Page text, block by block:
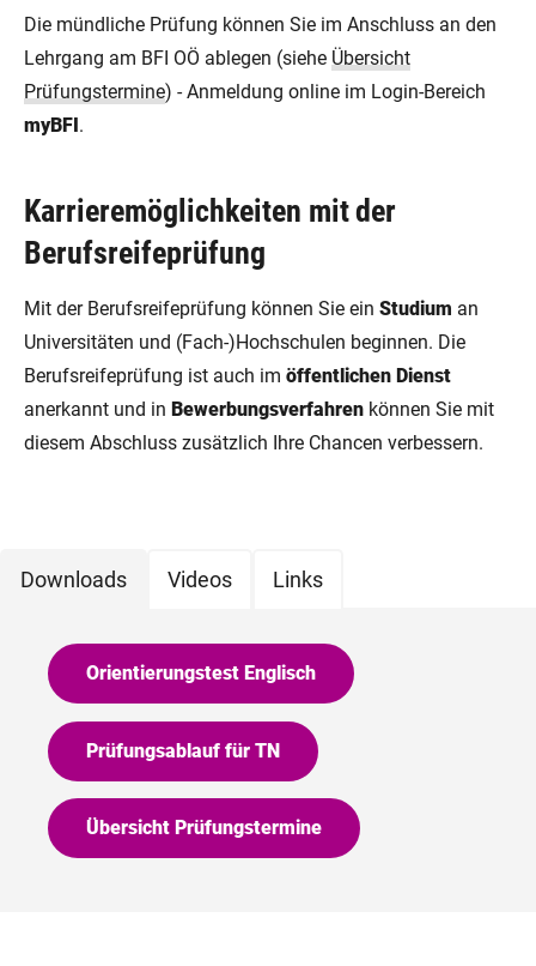
Die mündliche Prüfung können Sie im Anschluss an den
Lehrgang am BFI OÖ ablegen (siehe Übersicht
Prüfungstermine) - Anmeldung online im Login-Bereich
myBFI .
Karrieremöglichkeiten mit der
Berufsreifeprüfung
Mit der Berufsreifeprüfung können Sie ein Studium an
Universitäten und (Fach-)Hochschulen beginnen. Die
Berufsreifeprüfung ist auch im öffentlichen Dienst
anerkannt und in Bewerbungsverfahren können Sie mit
diesem Abschluss zusätzlich Ihre Chancen verbessern.
Downloads Videos Links
Orientierungstest Englisch
Prüfungsablauf für TN
Übersicht Prüfungstermine